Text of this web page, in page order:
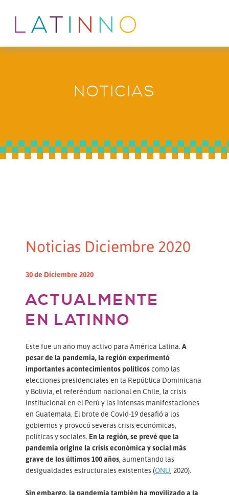
NOTICIAS
Noticias Diciembre 2020
30 de Diciembre 2020
ACTUALMENTE
EN LATINNO
Este fue un año muy activo para América Latina. A
pesar de la pandemia, la región experimentó
importantes acontecimientos políticoscomo las
elecciones presidenciales en la República Dominicana
y Bolivia, el referéndum nacional en Chile, la crisis
institucional en el Perú y las intensas manifestaciones
en Guatemala. El brote de Covid-19 desafió a los
gobiernos y provocó severas crisis económicas,
políticas y sociales. En la región, se prevé que la
pandemia origine la crisis económica y social más
grave de los últimos 100 años , aumentando las
desigualdades estructurales existentes (ONU , 2020).
Sin embargo, la pandemia también ha movilizado a la